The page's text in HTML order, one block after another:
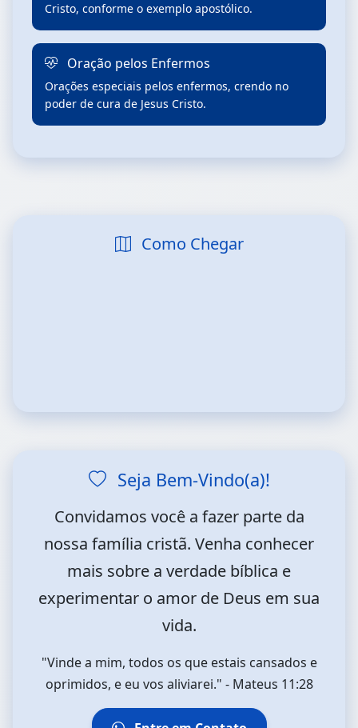
Cristo, conforme o exemplo apostólico.
Oração pelos Enfermos
Orações especiais pelos enfermos, crendo no
poder de cura de Jesus Cristo.
Como Chegar
Seja Bem-Vindo(a)!
Convidamos você a fazer parte da
nossa família cristã. Venha conhecer
mais sobre a verdade bíblica e
experimentar o amor de Deus em sua
vida.
"Vinde a mim, todos os que estais cansados e
oprimidos, e eu vos aliviarei." - Mateus 11:28